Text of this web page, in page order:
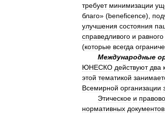
требует минимизации
благо» (beneficence),
улучшения состояния
справедливого и равного
(которые всегда
Международные
ЮНЕСКО действуют два
этой тематикой
Всемирной организации
Этическое и
нормативных документов